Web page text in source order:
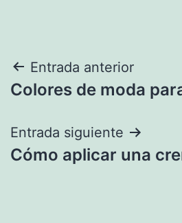
Navegación
de
entradas
Entrada anterior
Colores de moda
Entrada siguiente
Cómo aplicar una